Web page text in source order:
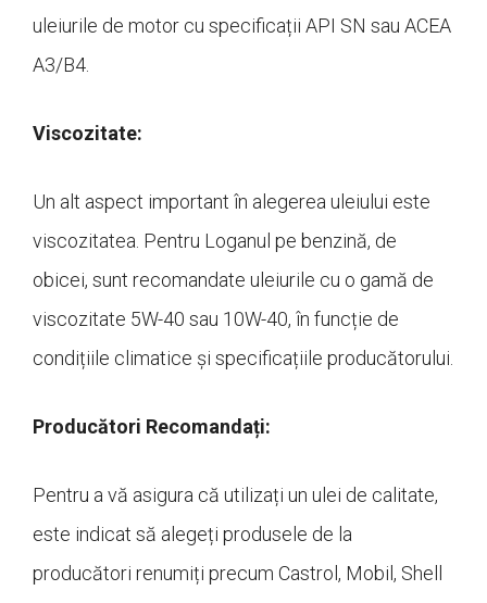
uleiurile de motor cu specificații API SN sau ACEA
A3/B4.
Viscozitate:
Un alt aspect important în alegerea uleiului este
viscozitatea. Pentru Loganul pe benzină, de
obicei, sunt recomandate uleiurile cu o gamă de
viscozitate 5W-40 sau 10W-40, în funcție de
condițiile climatice și specificațiile producătorului.
Producători Recomandați:
Pentru a vă asigura că utilizați un ulei de calitate,
este indicat să alegeți produsele de la
producători renumiți precum Castrol, Mobil, Shell